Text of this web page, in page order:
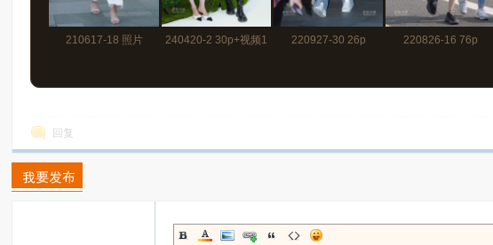
210617-18 照片 240420-2 30p+视频1 220927-30 26p 220826-16 76p
回复